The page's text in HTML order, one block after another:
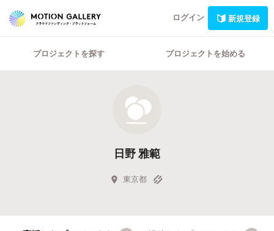
ログイン 新規登録
プロジェクトを探す プロジェクトを始める
日野 雅範
東京都